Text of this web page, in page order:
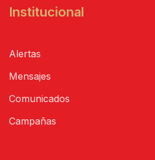
Institucional
Alertas
Mensajes
Comunicados
Campañas